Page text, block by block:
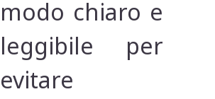
modo chiaro e
leggibile per
evitare